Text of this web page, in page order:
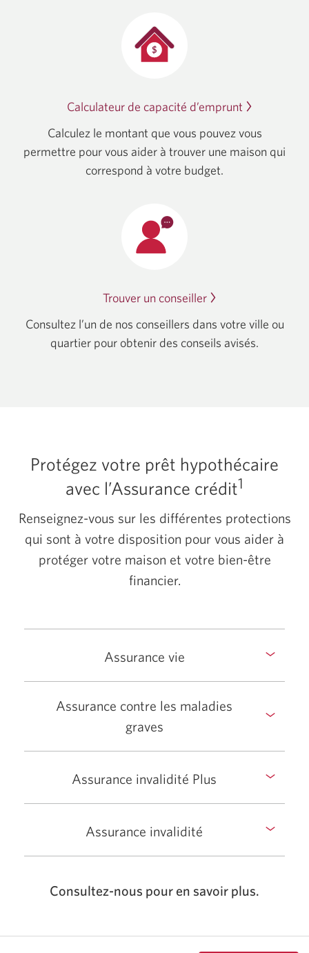
Calculateur de capacité d’emprunt Une
s’affichera.
Calculez le montant que vous pouvez vous
permettre pour vous aider à trouver une maison qui
correspond à votre budget.
Trouver un conseillerUne
fenêtre
Consultez l’un de nos conseillers dans votre ville ou
quartier pour obtenir des conseils avisés.
Protégez votre prêt hypothécaire
avec l’Assurance crédit1
Renseignez-vous sur les différentes protections
qui sont à votre disposition pour vous aider à
protéger votre maison et votre bien-être
financier.
Assurance vie
Assurance contre les maladies
graves
Assurance invalidité Plus
Assurance invalidité
Consultez-nous pour en savoir plus.